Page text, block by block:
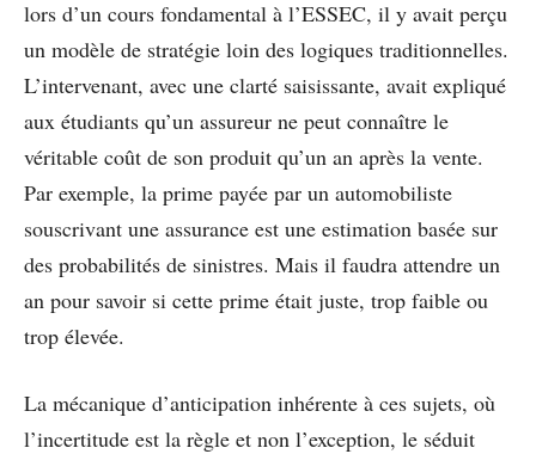
lors d’un cours fondamental à l’ESSEC, il y avait perçu
un modèle de stratégie loin des logiques traditionnelles.
L’intervenant, avec une clarté saisissante, avait expliqué
aux étudiants qu’un assureur ne peut connaître le
véritable coût de son produit qu’un an après la vente.
Par exemple, la prime payée par un automobiliste
souscrivant une assurance est une estimation basée sur
des probabilités de sinistres. Mais il faudra attendre un
an pour savoir si cette prime était juste, trop faible ou
trop élevée.
La mécanique d’anticipation inhérente à ces sujets, où
l’incertitude est la règle et non l’exception, le séduit